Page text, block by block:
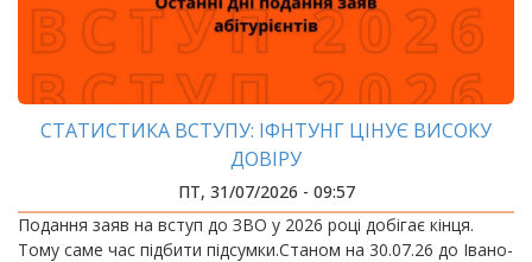
СТАТИСТИКА ВСТУПУ: ІФНТУНГ ЦІНУЄ ВИСОКУ
ДОВІРУ
ПТ, 31/07/2026 - 09:57
Подання заяв на вступ до ЗВО у 2026 році добігає кінця.
Тому саме час підбити підсумки.Станом на 30.07.26 до Івано-